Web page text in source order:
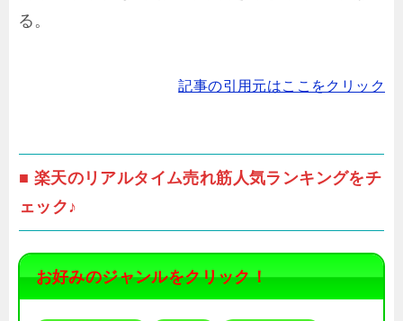
る。
記事の引用元はここをクリック
■ 楽天のリアルタイム売れ筋人気ランキングをチ
ェック♪
お好みのジャンルをクリック！